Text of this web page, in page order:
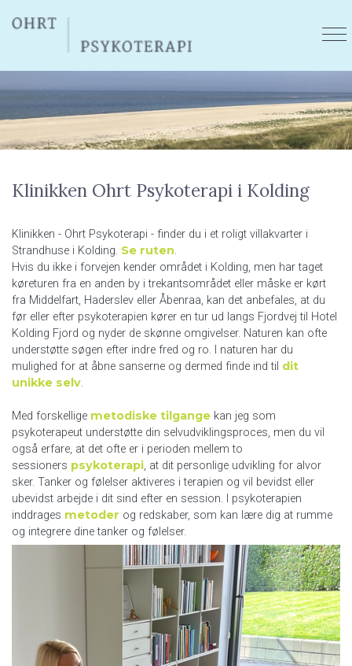
to
Klinikken Ohrt Psykoterapi i Kolding
Klinikken - Ohrt Psykoterapi - finder du i et roligt villakvarter i
Strandhuse i Kolding. Se ruten.
Hvis du ikke i forvejen kender området i Kolding, men har taget
køreturen fra en anden by i trekantsområdet eller måske er kørt
fra Middelfart, Haderslev eller Åbenraa, kan det anbefales, at du
før eller efter psykoterapien kører en tur ud langs Fjordvej til Hotel
Kolding Fjord og nyder de skønne omgivelser. Naturen kan ofte
understøtte søgen efter indre fred og ro. I naturen har du
mulighed for at åbne sanserne og dermed finde ind til dit
unikke selv.
Med forskellige metodiske tilgange kan jeg som
psykoterapeut understøtte din selvudviklingsproces, men du vil
også erfare, at det ofte er i perioden mellem to
sessioners psykoterapi, at dit personlige udvikling for alvor
sker. Tanker og følelser aktiveres i terapien og vil bevidst eller
ubevidst arbejde i dit sind efter en session. I psykoterapien
inddrages metoder og redskaber, som kan lære dig at rumme
og integrere dine tanker og følelser.